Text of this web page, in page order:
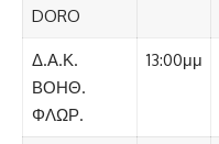
DORO
Δ.Α.Κ.
ΒΟΗΘ.
ΦΛΩΡ.
13:00μμ